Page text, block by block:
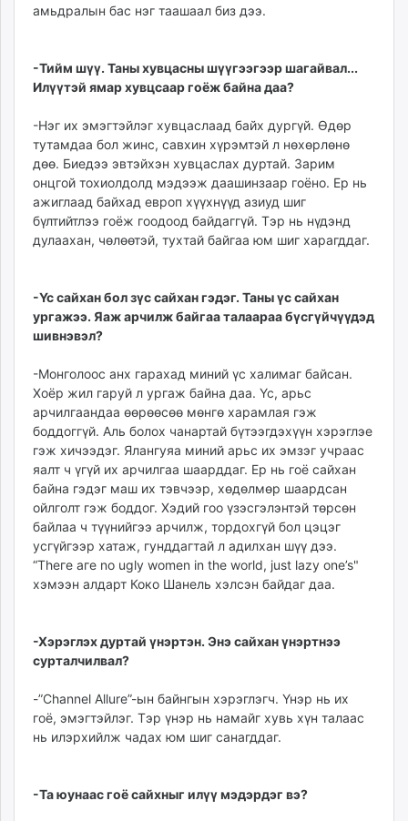
амьдралын бас нэг таашаал биз дээ.
-Тийм шүү. Таны хувцасны шүүгээгээр шагайвал...
Илүүтэй ямар хувцсаар гоёж байна даа?
-Нэг их эмэгтэйлэг хувцаслаад байх дургүй. Өдөр
тутамдаа бол жинс, савхин хүрэмтэй л нөхөрлөнө
дөө. Биедээ эвтэйхэн хувцаслах дуртай. Зарим
онцгой тохиолдолд мэдээж даашинзаар гоёно. Ер нь
ажиглаад байхад европ хүүхнүүд азиуд шиг
бүлтийтлээ гоёж гоодоод байдаггүй. Тэр нь нүдэнд
дулаахан, чөлөөтэй, тухтай байгаа юм шиг харагддаг.
-Үс сайхан бол зүс сайхан гэдэг. Таны үс сайхан
ургажээ. Яаж арчилж байгаа талаараа бүсгүйчүүдэд
шивнэвэл?
-Монголоос анх гарахад миний үс халимаг байсан.
Хоёр жил гаруй л ургаж байна даа. Үс, арьс
арчилгаандаа өөрөөсөө мөнгө харамлая гэж
боддоггүй. Аль болох чанартай бүтээгдэхүүн хэрэглэе
гэж хичээдэг. Ялангуяа миний арьс их эмзэг учраас
яалт ч үгүй их арчилгаа шаарддаг. Ер нь гоё сайхан
байна гэдэг маш их тэвчээр, хөдөлмөр шаардсан
ойлголт гэж боддог. Хэдий гоо үзэсгэлэнтэй төрсөн
байлаа ч түүнийгээ арчилж, тордохгүй бол цэцэг
усгүйгээр хатаж, гунддагтай л адилхан шүү дээ.
“Тhеге аге no ugly women in the world, just lazy one’s"
хэмээн алдарт Коко Шанель хэлсэн байдаг даа.
-Хэрэглэх дуртай үнэртэн. Энэ сайхан үнэртнээ
сурталчилвал?
-”Сhannel Allure”-ын байнгын хэрэглэгч. Үнэр нь их
гоё, эмэгтэйлэг. Тэр үнэр нь намайг хувь хүн талаас
нь илэрхийлж чадах юм шиг санагддаг.
-Та юунаас гоё сайхныг илүү мэдэрдэг вэ?